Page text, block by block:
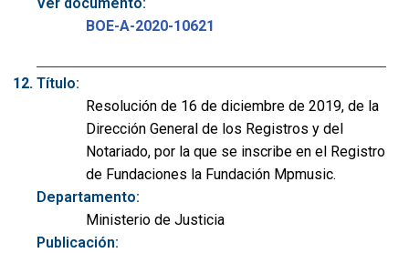
BOE-A-2020-10621
Título:
Resolución de 16 de diciembre de 2019, de la
Dirección General de los Registros y del
Notariado, por la que se inscribe en el Registro
de Fundaciones la Fundación Mpmusic.
Departamento:
Ministerio de Justicia
Publicación: